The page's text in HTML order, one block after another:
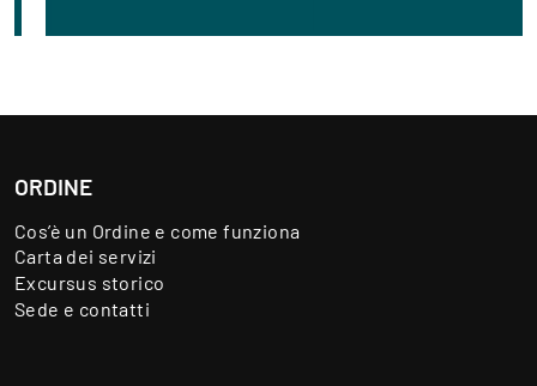
ORDINE
Cos’è un Ordine e come funziona
Carta dei servizi
Excursus storico
Sede e contatti